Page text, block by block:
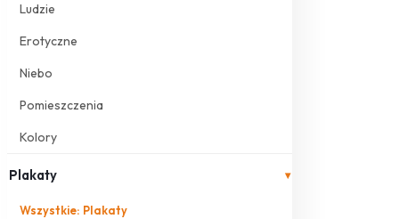
Ludzie
Erotyczne
Niebo
Pomieszczenia
Kolory
Plakaty ▾
Wszystkie: Plakaty